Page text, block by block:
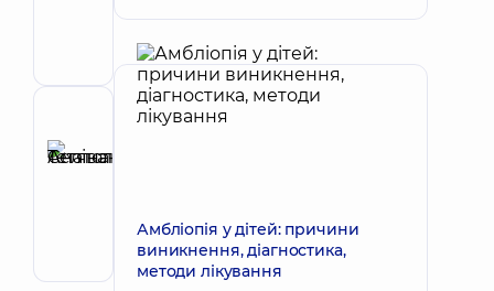
Дерматовенеролог;
Дерматовенеролог
дитячий;
Трихолог
Рецензент
Дерматовенеролог;
Дерматовенеролог
дитячий;
Амбліопія у дітей: причини
виникнення, діагностика,
методи лікування